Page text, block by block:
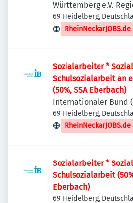
Württemberg e.V.
Rhein-Neckar
69 Heidelberg,
RheinNeckarJOBS.de
Sozialarbeiter *
Schulsozialarbeit an
(50%, SSA Eberbach)
Internationaler Bund
69 Heidelberg,
RheinNeckarJOBS.de
Sozialarbeiter *
Schulsozialarbeit
Eberbach)
69 Heidelberg,